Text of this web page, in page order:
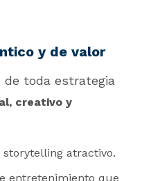
y de valor
de toda estrategia
creativo y
storytelling atractivo.
entretenimiento que